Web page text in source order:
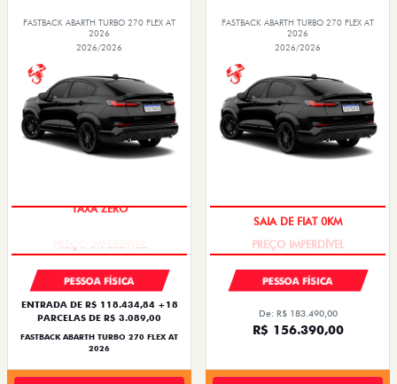
FASTBACK ABARTH TURBO 270 FLEX AT
2026
2026/2026
TAXA ZERO
PESSOA FÍSICA
ENTRADA DE R$ 118.434,84 +18
PARCELAS DE R$ 3.089,00
FASTBACK ABARTH TURBO 270 FLEX AT
2026
FASTBACK ABARTH TURBO 270 FLEX AT
2026
2026/2026
SAIA DE FIAT 0KM
PESSOA FÍSICA
De: R$ 183.490,00
R$ 156.390,00